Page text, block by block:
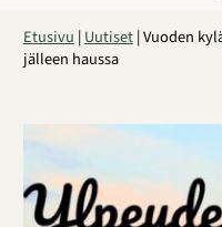
Etusivu|Uutiset|Vuoden
jälleen haussa